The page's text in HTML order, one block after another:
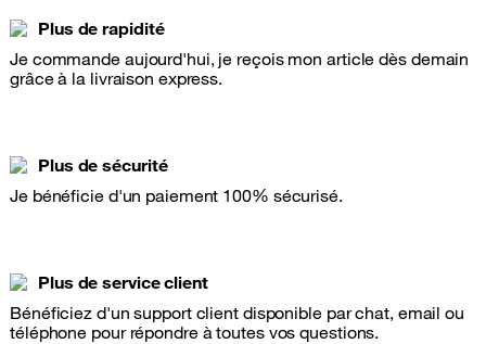
Plus de rapidité
Je commande aujourd'hui, je reçois mon article dès demain
grâce à la livraison express.
Plus de sécurité
Je bénéficie d'un paiement 100% sécurisé.
Plus de service client
Bénéficiez d'un support client disponible par chat, email ou
téléphone pour répondre à toutes vos questions.